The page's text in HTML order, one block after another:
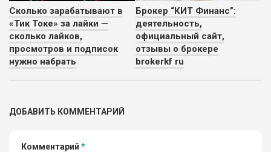
Сколько зарабатывают в
«Тик Токе» за лайки —
сколько лайков,
просмотров и подписок
нужно набрать
Брокер “КИТ Финанс”:
деятельность,
официальный сайт,
отзывы о брокере
brokerkf ru
ДОБАВИТЬ КОММЕНТАРИЙ
Комментарий *